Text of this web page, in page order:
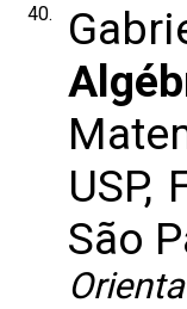
40.
São